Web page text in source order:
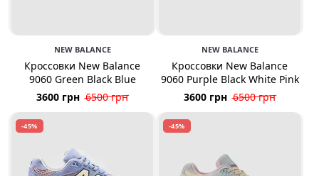
NEW BALANCE
Кроссовки New Balance
9060 Green Black Blue
3600 грн 6500 грн
NEW BALANCE
Кроссовки New Balance
9060 Purple Black White Pink
3600 грн 6500 грн
-45% -45%